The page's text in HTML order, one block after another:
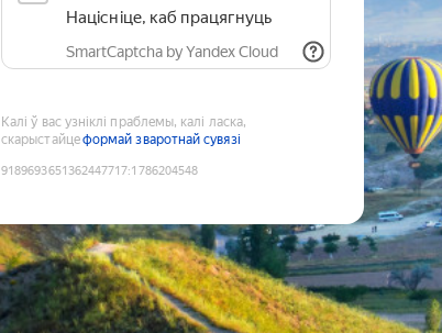
Націсніце, каб працягнуць
SmartCaptcha by Yandex Cloud
Калі ў вас узніклі праблемы, калі ласка,
скарыстайцеформай зваротнай сувязі
9189693651362447717:1786204548